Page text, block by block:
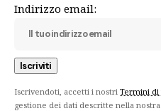
Indirizzo email:
Iscrivendoti, accetti i nostri Termini
gestione dei dati descritte nella nostra